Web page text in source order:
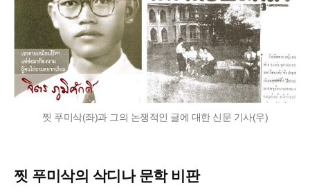
찟 푸미삭(좌)과 그의 논쟁적인 글에 대한 신문 기사(우)
찟 푸미삭의 삭디나 문학 비판